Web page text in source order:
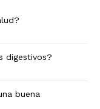
digestivos?
buena